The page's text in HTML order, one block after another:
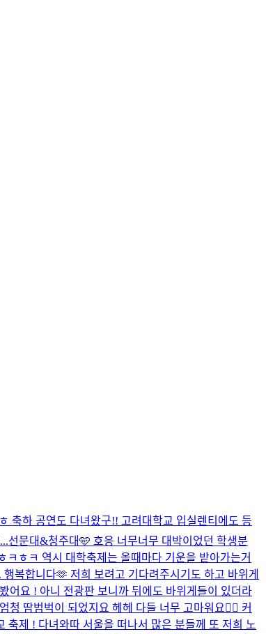
축하 공연도 다녀왔구!! 고려대학교 입실렌티에도 등
선문대&청주대🩵 호응 너무너무 대박이었던 학생분
ㅎㅋ 역시 대학축제는 올때마다 기운을 받아가는거
복합니다🫶 저희 보려고 기다려주시기도 하고 바위게
어요 ! 아니 전광판 보니까 뒤에도 바위게들이 있더라
땀범벅이 되었지요 헤헤 다들 너무 고마워요❤️‍🔥 커
축제 ! 다녀와따 서울을 떠나서 많은 분들께 또 저희 노